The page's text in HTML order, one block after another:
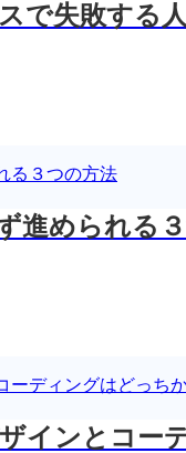
で失敗する
進められる
インとコー